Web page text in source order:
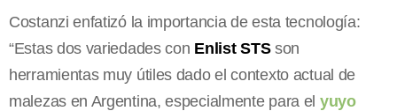
Costanzi enfatizó la importancia de esta tecnología:
“Estas dos variedades con Enlist STSson
herramientas muy útiles dado el contexto actual de
malezas en Argentina, especialmente para el yuyo